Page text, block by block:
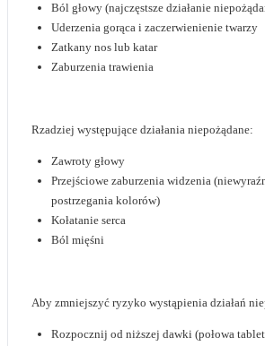
Ból głowy (najczęstsze działanie
Uderzenia gorąca i zaczerwienienie twarzy
Zatkany nos lub katar
Zaburzenia trawienia
Rzadziej występujące działania niepożądane:
Zawroty głowy
Przejściowe zaburzenia widzenia
postrzegania kolorów)
Kołatanie serca
Ból mięśni
Aby zmniejszyć ryzyko wystąpienia działań
Rozpocznij od niższej dawki (połowa